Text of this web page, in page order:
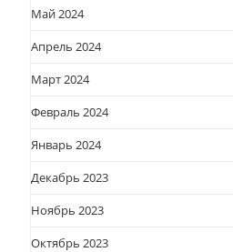
Май 2024
Апрель 2024
Март 2024
Февраль 2024
Январь 2024
Декабрь 2023
Ноябрь 2023
Октябрь 2023